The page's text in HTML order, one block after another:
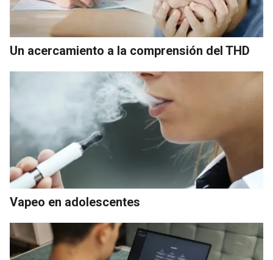
Un acercamiento a la comprensión del THD
Vapeo en adolescentes